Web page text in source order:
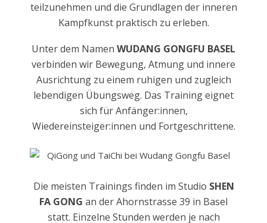
teilzunehmen und die Grundlagen der inneren
Kampfkunst praktisch zu erleben.
Unter dem Namen WUDANG GONGFU BASEL
verbinden wir Bewegung, Atmung und innere
Ausrichtung zu einem ruhigen und zugleich
lebendigen Übungsweg. Das Training eignet
sich für Anfänger:innen,
Wiedereinsteiger:innen und Fortgeschrittene.
Die meisten Trainings finden im Studio SHEN
FA GONG an der Ahornstrasse 39 in Basel
statt. Einzelne Stunden werden je nach